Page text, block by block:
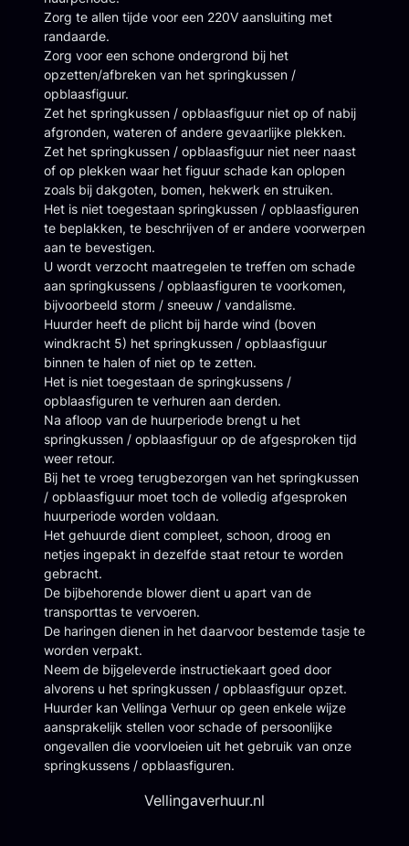
Zorg te allen tijde voor een 220V aansluiting met
randaarde.
Zorg voor een schone ondergrond bij het
opzetten/afbreken van het springkussen /
opblaasfiguur.
Zet het springkussen / opblaasfiguur niet op of nabij
afgronden, wateren of andere gevaarlijke plekken.
Zet het springkussen / opblaasfiguur niet neer naast
of op plekken waar het figuur schade kan oplopen
zoals bij dakgoten, bomen, hekwerk en struiken.
Het is niet toegestaan springkussen / opblaasfiguren
te beplakken, te beschrijven of er andere voorwerpen
aan te bevestigen.
U wordt verzocht maatregelen te treffen om schade
aan springkussens / opblaasfiguren te voorkomen,
bijvoorbeeld storm / sneeuw / vandalisme.
Huurder heeft de plicht bij harde wind (boven
windkracht 5) het springkussen / opblaasfiguur
binnen te halen of niet op te zetten.
Het is niet toegestaan de springkussens /
opblaasfiguren te verhuren aan derden.
Na afloop van de huurperiode brengt u het
springkussen / opblaasfiguur op de afgesproken tijd
weer retour.
Bij het te vroeg terugbezorgen van het springkussen
/ opblaasfiguur moet toch de volledig afgesproken
huurperiode worden voldaan.
Het gehuurde dient compleet, schoon, droog en
netjes ingepakt in dezelfde staat retour te worden
gebracht.
De bijbehorende blower dient u apart van de
transporttas te vervoeren.
De haringen dienen in het daarvoor bestemde tasje te
worden verpakt.
Neem de bijgeleverde instructiekaart goed door
alvorens u het springkussen / opblaasfiguur opzet.
Huurder kan Vellinga Verhuur op geen enkele wijze
aansprakelijk stellen voor schade of persoonlijke
ongevallen die voorvloeien uit het gebruik van onze
springkussens / opblaasfiguren.
Vellingaverhuur.nl